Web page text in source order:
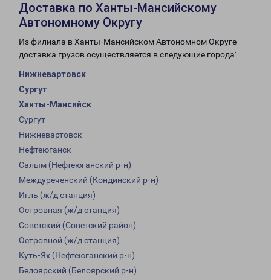
Доставка по Ханты-Мансийскому
Автономному Округу
Из филиала в Ханты-Мансийском Автономном Округе
доставка грузов осуществляется в следующие города:
Нижневартовск
Сургут
Ханты-Мансийск
Сургут
Нижневартовск
Нефтеюганск
Салым (Нефтеюганский р-н)
Междуреченский (Кондинский р-н)
Игль (ж/д станция)
Островная (ж/д станция)
Советский (Советский район)
Островной (ж/д станция)
Куть-Ях (Нефтеюганский р-н)
Белоярский (Белоярский р-н)